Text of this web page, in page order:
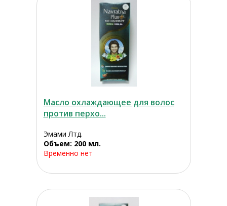
Масло охлаждающее для волос
против перхо...
Эмами Лтд.
Объем: 200 мл.
Временно нет